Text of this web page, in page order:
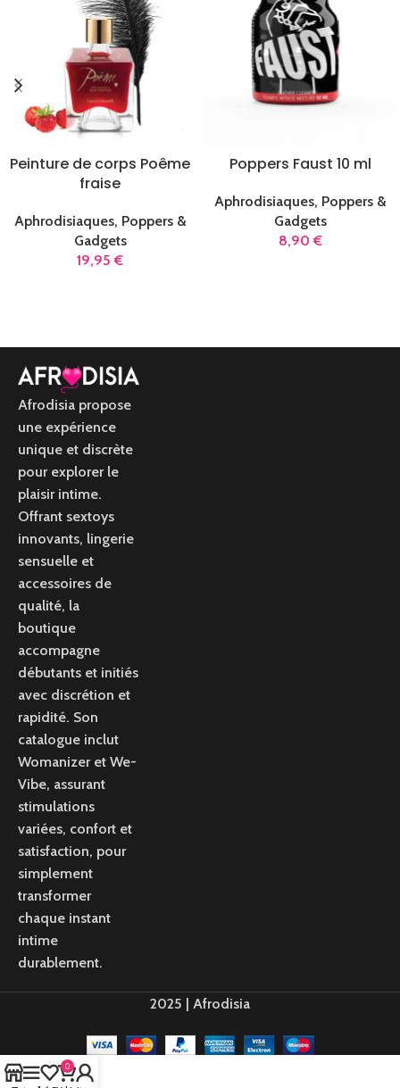
Peinture de corps Poême
fraise
Aphrodisiaques, Poppers &
Gadgets
19,95€
Poppers Faust 10 ml
Aphrodisiaques, Poppers &
Gadgets
8,90€
Afrodisia propose
une expérience
unique et discrète
pour explorer le
plaisir intime.
Offrant sextoys
innovants, lingerie
sensuelle et
accessoires de
qualité, la
boutique
accompagne
débutants et initiés
avec discrétion et
rapidité. Son
catalogue inclut
Womanizer et We-
Vibe, assurant
stimulations
variées, confort et
satisfaction, pour
simplement
transformer
chaque instant
intime
durablement.
2025 | Afrodisia
0